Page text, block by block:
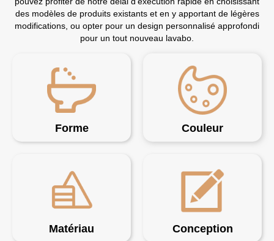
des modèles de produits existants et en y apportant de légères
modifications, ou opter pour un design personnalisé approfondi
pour un tout nouveau lavabo.
Forme Couleur
Matériau Conception